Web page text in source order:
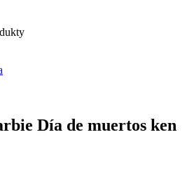
Día de muertos ken